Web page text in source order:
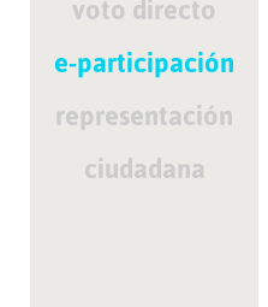
voto directo
e-participación
representación
ciudadana